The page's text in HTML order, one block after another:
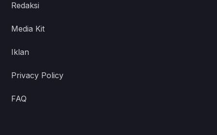
Redaksi
Media Kit
Iklan
Privacy Policy
FAQ